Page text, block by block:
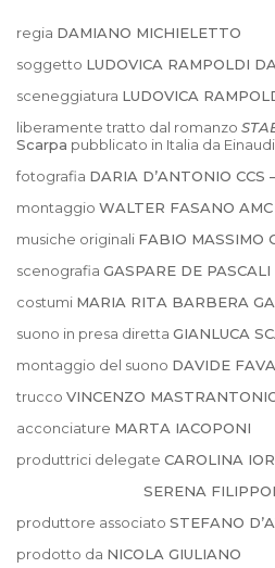
regia DAMIANO MICHIELETTO
soggetto LUDOVICA RAMPOLDI
sceneggiatura LUDOVICA
liberamente tratto dal romanzo
Scarpa pubblicato in Italia da Einaudi
fotografia DARIA D’ANTONIO CCS
montaggio WALTER FASANO AMC
musiche originali FABIO MASSIMO
scenografia GASPARE DE PASCALI
costumi MARIA RITA BARBERA
suono in presa diretta GIANLUCA
montaggio del suono DAVIDE
trucco VINCENZO
acconciature MARTA IACOPONI
produttrici delegate CAROLINA
SERENA
produttore associato STEFANO
prodotto da NICOLA GIULIANO